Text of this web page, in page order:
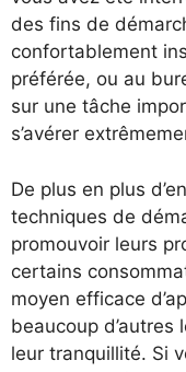
des fins de
confortablement
préférée, ou au
sur une tâche
s’avérer
De plus en plus
techniques de
promouvoir leurs
certains
moyen efficace
beaucoup
leur tranquillité. Si